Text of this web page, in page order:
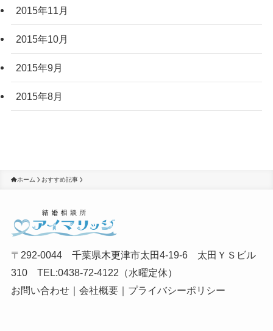
2015年11月
2015年10月
2015年9月
2015年8月
ホーム おすすめ記事
〒292-0044 千葉県木更津市太田4-19-6 太田ＹＳビル
310 TEL:0438-72-4122（水曜定休）
お問い合わせ｜ 会社概要｜ プライバシーポリシー